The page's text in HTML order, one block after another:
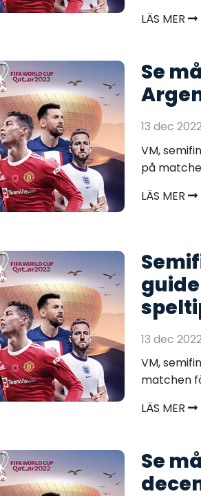
LÄS MER
Se
13 dec
VM,
på
LÄS MER
13 dec
VM,
matchen
LÄS MER
Se